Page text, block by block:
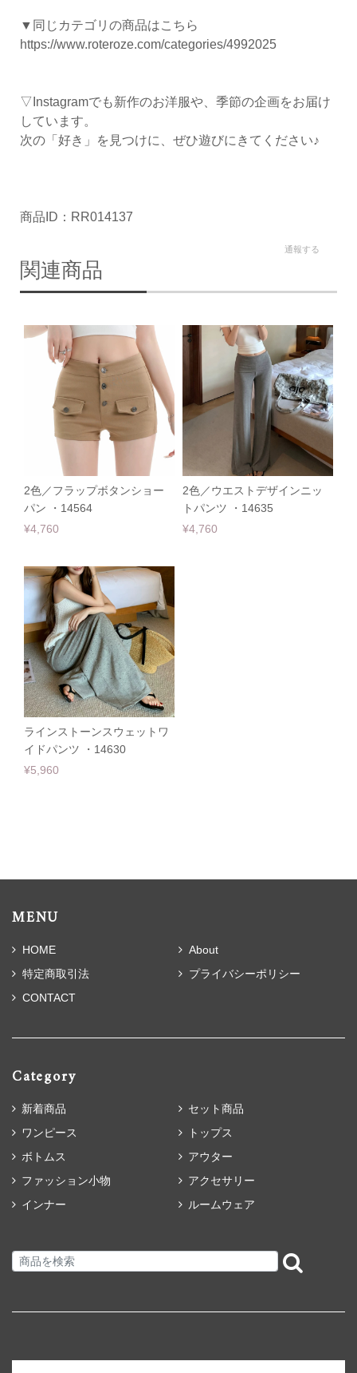
▼同じカテゴリの商品はこちら
https://www.roteroze.com/categories/4992025
▽Instagramでも新作のお洋服や、季節の企画をお届け
しています。
次の「好き」を見つけに、ぜひ遊びにきてください♪
商品ID：RR014137
通報する
関連商品
2色／フラップボタンショー
パン ・14564
¥4,760
2色／ウエストデザインニッ
トパンツ ・14635
¥4,760
ラインストーンスウェットワ
イドパンツ ・14630
¥5,960
MENU
HOME
About
特定商取引法
プライバシーポリシー
CONTACT
Category
新着商品
セット商品
ワンピース
トップス
ボトムス
アウター
ファッション小物
アクセサリー
インナー
ルームウェア